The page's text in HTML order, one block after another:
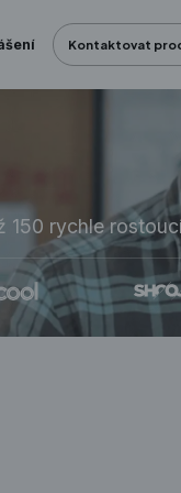
Kontaktovat
150 rychle